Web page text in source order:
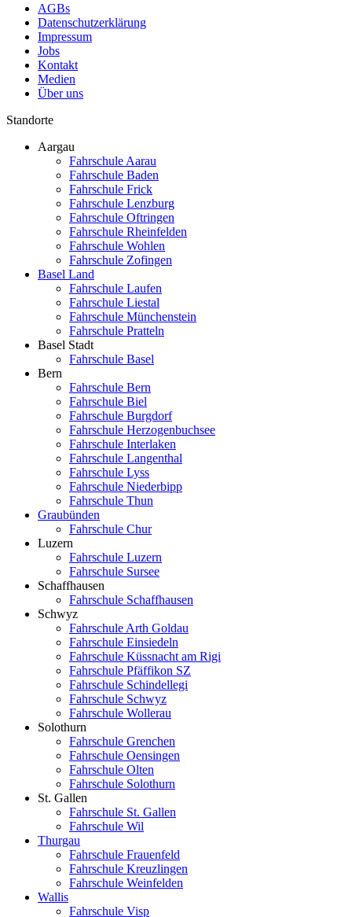
AGBs
Datenschutzerklärung
Impressum
Jobs
Kontakt
Medien
Über uns
Standorte
Aargau
Fahrschule Aarau
Fahrschule Baden
Fahrschule Frick
Fahrschule Lenzburg
Fahrschule Oftringen
Fahrschule Rheinfelden
Fahrschule Wohlen
Fahrschule Zofingen
Basel Land
Fahrschule Laufen
Fahrschule Liestal
Fahrschule Münchenstein
Fahrschule Pratteln
Basel Stadt
Fahrschule Basel
Bern
Fahrschule Bern
Fahrschule Biel
Fahrschule Burgdorf
Fahrschule Herzogenbuchsee
Fahrschule Interlaken
Fahrschule Langenthal
Fahrschule Lyss
Fahrschule Niederbipp
Fahrschule Thun
Graubünden
Fahrschule Chur
Luzern
Fahrschule Luzern
Fahrschule Sursee
Schaffhausen
Fahrschule Schaffhausen
Schwyz
Fahrschule Arth Goldau
Fahrschule Einsiedeln
Fahrschule Küssnacht am Rigi
Fahrschule Pfäffikon SZ
Fahrschule Schindellegi
Fahrschule Schwyz
Fahrschule Wollerau
Solothurn
Fahrschule Grenchen
Fahrschule Oensingen
Fahrschule Olten
Fahrschule Solothurn
St. Gallen
Fahrschule St. Gallen
Fahrschule Wil
Thurgau
Fahrschule Frauenfeld
Fahrschule Kreuzlingen
Fahrschule Weinfelden
Wallis
Fahrschule Visp